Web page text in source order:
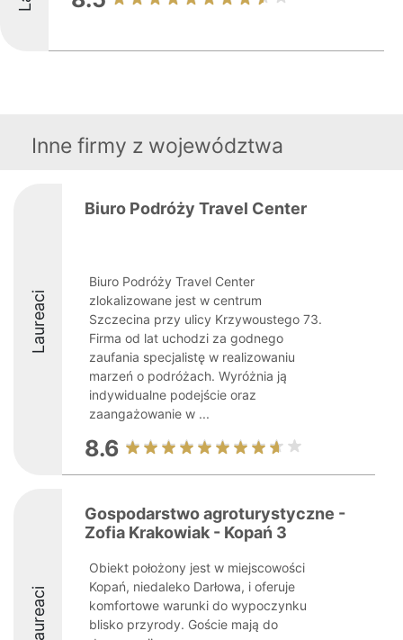
Inne firmy z województwa
Laureaci
Biuro Podróży Travel Center
Biuro Podróży Travel Center
zlokalizowane jest w centrum
Szczecina przy ulicy Krzywoustego 73.
Firma od lat uchodzi za godnego
zaufania specjalistę w realizowaniu
marzeń o podróżach. Wyróżnia ją
indywidualne podejście oraz
zaangażowanie w ...
8.6
Laureaci
Gospodarstwo agroturystyczne -
Zofia Krakowiak - Kopań 3
Obiekt położony jest w miejscowości
Kopań, niedaleko Darłowa, i oferuje
komfortowe warunki do wypoczynku
blisko przyrody. Goście mają do